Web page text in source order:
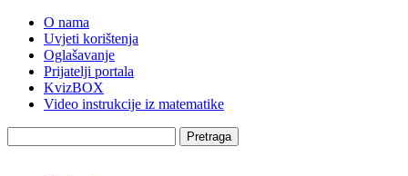
O nama
Uvjeti korištenja
Oglašavanje
Prijatelji portala
KvizBOX
Video instrukcije iz matematike
Pretraga